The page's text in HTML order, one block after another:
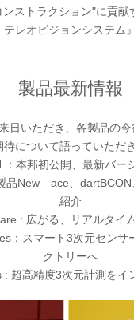
トラクション"に貢献
テレオビジョンシステム』
製品最新情報
日いただき、各製品の
について語っていただ
：本邦初公開、最新バー
品New ace、dartBCON
紹介
: 広がる、リアルタイ
：スマート3次元センサ
クトリーへ
: 超高精度3次元計測をイ